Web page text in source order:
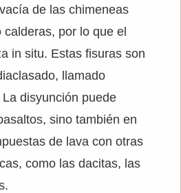
de las chimeneas
por lo que el
in situ. Estas fisuras son
llamado
disyunción puede
sino también en
de lava con otras
como las dacitas, las